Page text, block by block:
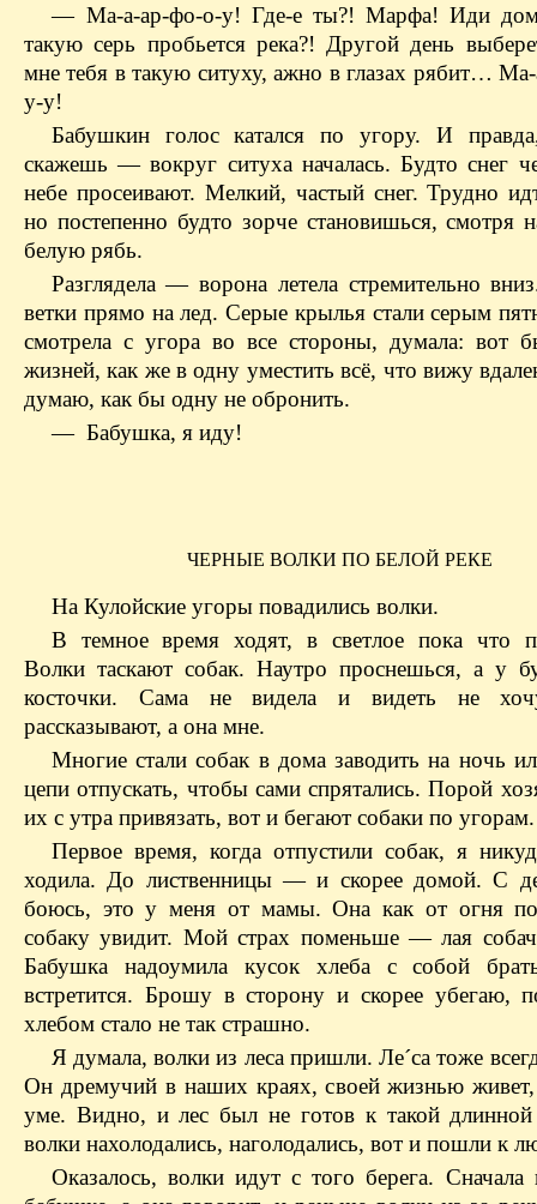
— Ма-а-ар-фо-о-у! Где-е ты?! Марфа! Иди
такую серь пробьется река?! Другой день
мне тебя в такую ситуху, ажно в глазах рябит…
у-у!
Бабушкин голос катался по угору. И
скажешь — вокруг ситуха началась. Будто снег
небе просеивают. Мелкий, частый снег. Трудно
но постепенно будто зорче становишься, смотря
белую рябь.
Разглядела — ворона летела стремительно
ветки прямо на лед. Серые крылья стали серым
смотрела с угора во все стороны, думала: вот
жизней, как же в одну уместить всё, что вижу
думаю, как бы одну не обронить.
— Бабушка, я иду!
ЧЕРНЫЕ ВОЛКИ ПО БЕЛОЙ РЕКЕ
На Кулойские угоры повадились волки.
В темное время ходят, в светлое пока что
Волки таскают собак. Наутро проснешься, а у
косточки. Сама не видела и видеть не
рассказывают, а она мне.
Многие стали собак в дома заводить на ночь
цепи отпускать, чтобы сами спрятались. Порой
их с утра привязать, вот и бегают собаки по угорам.
Первое время, когда отпустили собак, я
ходила. До лиственницы — и скорее домой. С
боюсь, это у меня от мамы. Она как от огня
собаку увидит. Мой страх поменьше — лая
Бабушка надоумила кусок хлеба с собой
встретится. Брошу в сторону и скорее убегаю,
хлебом стало не так страшно.
Я думала, волки из леса пришли. Ле´са тоже
Он дремучий в наших краях, своей жизнью живет,
уме. Видно, и лес был не готов к такой
волки нахолодались, наголодались, вот и пошли к
Оказалось, волки идут с того берега. Сначала